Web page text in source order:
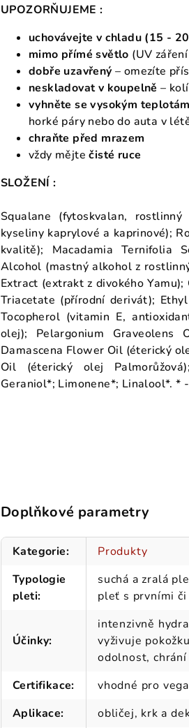
UPOZORŇUJEME :
uchovávejte v chladu (15 -
mimo přímé světlo (UV
dobře uzavřený – omezíte
neskladovat v koupelně –
vyhněte se vysokým teplotám
horké páry nebo do auta v
chraňte před mrazem
vždy mějtečisté ruce
SLOŽENÍ :
Squalane (fytoskvalan,
kyseliny kaprylové a kaprinové);
kvalitě); Macadamia Ternifolia
Alcohol (mastný alkohol z
Extract (extrakt z divokého
Triacetate (přírodní derivát);
Tocopherol (vitamin E,
olej); Pelargonium
Damascena Flower Oil (éterický
Oil (éterický olej
Geraniol*; Limonene*; Linalool*. *
Doplňkové parametry
Kategorie:
Produkty
Typologie
pleti:
suchá a zralá
pleť s prvními
Účinky:
intenzivně
vyživuje
odolnost,
Certifikace:
vhodné pro
Aplikace: obličej, krk a